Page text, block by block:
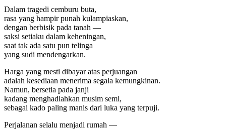
Dalam tragedi cemburu buta,
rasa yang hampir punah kulampiaskan,
dengan berbisik pada tanah —
saksi setiaku dalam keheningan,
saat tak ada satu pun telinga
yang sudi mendengarkan.
Harga yang mesti dibayar atas perjuangan
adalah kesediaan menerima segala kemungkinan.
Namun, bersetia pada janji
kadang menghadiahkan musim semi,
sebagai kado paling manis dari luka yang terpuji.
Perjalanan selalu menjadi rumah —